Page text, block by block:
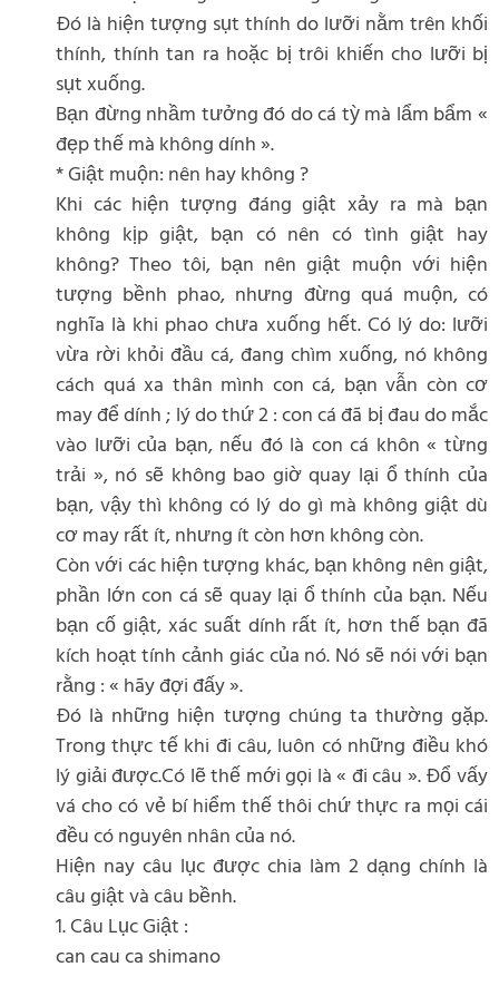
Đó là hiện tượng sụt thính do lưỡi nằm trên khối
thính, thính tan ra hoặc bị trôi khiến cho lưỡi bị
sụt xuống.
Bạn đừng nhầm tưởng đó do cá tỳ mà lẩm bẩm «
đẹp thế mà không dính ».
* Giật muộn: nên hay không ?
Khi các hiện tượng đáng giật xảy ra mà bạn
không kịp giật, bạn có nên có tình giật hay
không? Theo tôi, bạn nên giật muộn với hiện
tượng bềnh phao, nhưng đừng quá muộn, có
nghĩa là khi phao chưa xuống hết. Có lý do: lưỡi
vừa rời khỏi đầu cá, đang chìm xuống, nó không
cách quá xa thân mình con cá, bạn vẫn còn cơ
may để dính ; lý do thứ 2 : con cá đã bị đau do mắc
vào lưỡi của bạn, nếu đó là con cá khôn « từng
trải », nó sẽ không bao giờ quay lại ổ thính của
bạn, vậy thì không có lý do gì mà không giật dù
cơ may rất ít, nhưng ít còn hơn không còn.
Còn với các hiện tượng khác, bạn không nên giật,
phần lớn con cá sẽ quay lại ổ thính của bạn. Nếu
bạn cố giật, xác suất dính rất ít, hơn thế bạn đã
kích hoạt tính cảnh giác của nó. Nó sẽ nói với bạn
rằng : « hãy đợi đấy ».
Đó là những hiện tượng chúng ta thường gặp.
Trong thực tế khi đi câu, luôn có những điều khó
lý giải được.Có lẽ thế mới gọi là « đi câu ». Đổ vấy
vá cho có vẻ bí hiểm thế thôi chứ thực ra mọi cái
đều có nguyên nhân của nó.
Hiện nay câu lục được chia làm 2 dạng chính là
câu giật và câu bềnh.
1. Câu Lục Giật :
can cau ca shimano